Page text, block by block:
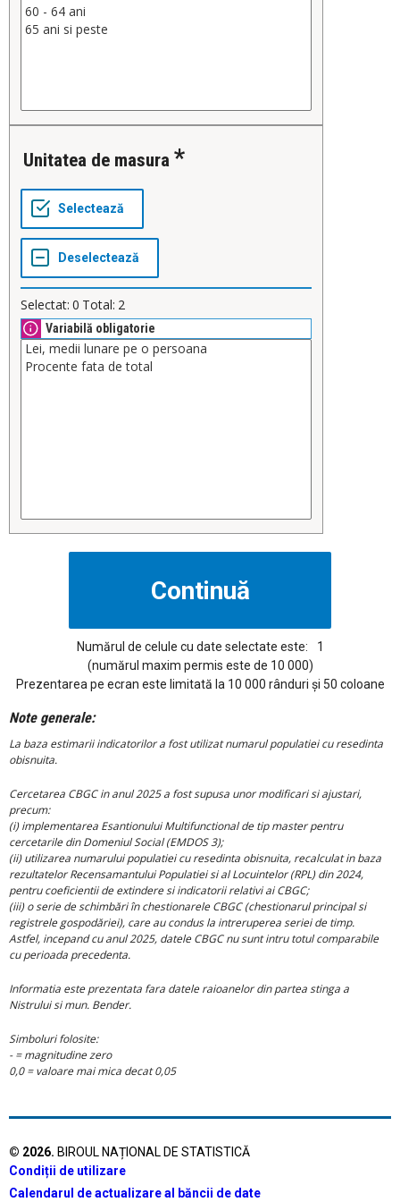
Unitatea de masura
Selectat: 0 Total: 2
Variabilă obligatorie
Numărul de celule cu date selectate este:
1
(numărul maxim permis este de 10 000)
Prezentarea pe ecran este limitată la 10 000 rânduri și 50 coloane
Note generale:
La baza estimarii indicatorilor a fost utilizat numarul populatiei cu resedinta
obisnuita.
Cercetarea CBGC in anul 2025 a fost supusa unor modificari si ajustari,
precum:
(i) implementarea Esantionului Multifunctional de tip master pentru
cercetarile din Domeniul Social (EMDOS 3);
(ii) utilizarea numarului populatiei cu resedinta obisnuita, recalculat in baza
rezultatelor Recensamantului Populatiei si al Locuintelor (RPL) din 2024,
pentru coeficientii de extindere si indicatorii relativi ai CBGC;
(iii) o serie de schimbări în chestionarele CBGC (chestionarul principal si
registrele gospodăriei), care au condus la intreruperea seriei de timp.
Astfel, incepand cu anul 2025, datele CBGC nu sunt intru totul comparabile
cu perioada precedenta.
Informatia este prezentata fara datele raioanelor din partea stinga a
Nistrului si mun. Bender.
Simboluri folosite:
- = magnitudine zero
0,0 = valoare mai mica decat 0,05
© 2026. BIROUL NAȚIONAL DE STATISTICĂ
Condiții de utilizare
Calendarul de actualizare al băncii de date